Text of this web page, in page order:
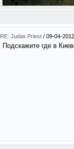
RE: Judas Priest / 09-04-
Подскажите где в